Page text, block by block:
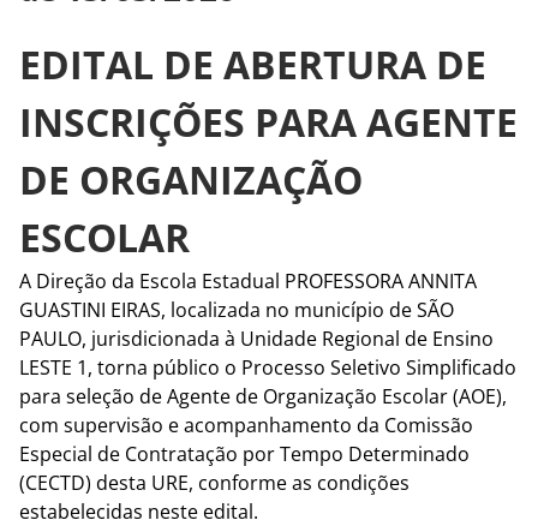
EDITAL DE ABERTURA DE
INSCRIÇÕES PARA AGENTE
DE ORGANIZAÇÃO
ESCOLAR
A Direção da Escola Estadual PROFESSORA ANNITA
GUASTINI EIRAS, localizada no município de SÃO
PAULO, jurisdicionada à Unidade Regional de Ensino
LESTE 1, torna público o Processo Seletivo Simplificado
para seleção de Agente de Organização Escolar (AOE),
com supervisão e acompanhamento da Comissão
Especial de Contratação por Tempo Determinado
(CECTD) desta URE, conforme as condições
estabelecidas neste edital.